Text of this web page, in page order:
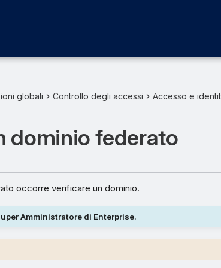
globali Controllo degli accessi
Accesso e
dominio federato
occorre verificare un dominio.
Amministratore di Enterprise.